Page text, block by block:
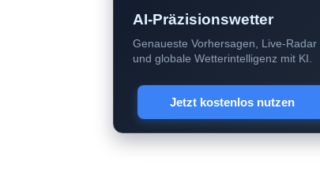
AI-Präzisionswetter
Genaueste Vorhersagen, Live-Radar
und globale Wetterintelligenz mit KI.
Jetzt kostenlos nutzen